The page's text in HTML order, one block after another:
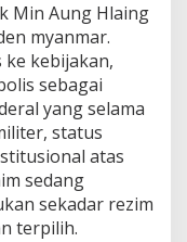
Min Aung Hlaing
myanmar.
ke kebijakan,
sebagai
yang selama
status
atas
sedang
sekadar rezim
terpilih.